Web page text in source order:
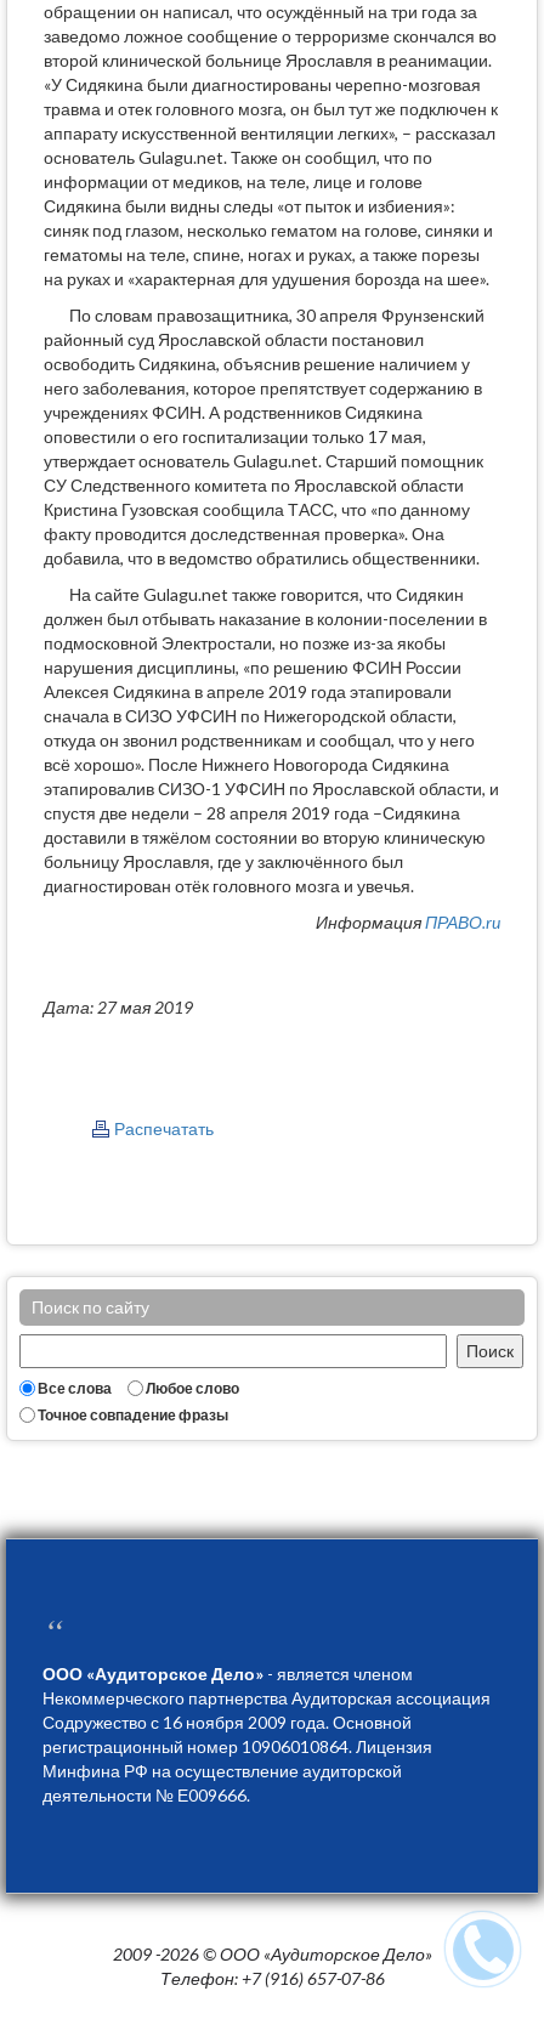
обращении он написал, что осуждённый на три года за
заведомо ложное сообщение о терроризме скончался во
второй клинической больнице Ярославля в реанимации.
«У Сидякина были диагностированы черепно-мозговая
травма и отек головного мозга, он был тут же подключен к
аппарату искусственной вентиляции легких», – рассказал
основатель Gulagu.net. Также он сообщил, что по
информации от медиков, на теле, лице и голове
Сидякина были видны следы «от пыток и избиения»:
синяк под глазом, несколько гематом на голове, синяки и
гематомы на теле, спине, ногах и руках, а также порезы
на руках и «характерная для удушения борозда на шее».
По словам правозащитника, 30 апреля Фрунзенский
районный суд Ярославской области постановил
освободить Сидякина, объяснив решение наличием у
него заболевания, которое препятствует содержанию в
учреждениях ФСИН. А родственников Сидякина
оповестили о его госпитализации только 17 мая,
утверждает основатель Gulagu.net. Старший помощник
СУ Следственного комитета по Ярославской области
Кристина Гузовская сообщила ТАСС, что «по данному
факту проводится доследственная проверка». Она
добавила, что в ведомство обратились общественники.
На сайте Gulagu.net также говорится, что Сидякин
должен был отбывать наказание в колонии-поселении в
подмосковной Электростали, но позже из-за якобы
нарушения дисциплины, «по решению ФСИН России
Алексея Сидякина в апреле 2019 года этапировали
сначала в СИЗО УФСИН по Нижегородской области,
откуда он звонил родственникам и сообщал, что у него
всё хорошо». После Нижнего Новогорода Сидякина
этапировалив СИЗО-1 УФСИН по Ярославской области, и
спустя две недели – 28 апреля 2019 года –Сидякина
доставили в тяжёлом состоянии во вторую клиническую
больницу Ярославля, где у заключённого был
диагностирован отёк головного мозга и увечья.
ИнформацияПРАВО.ru
Дата: 27 мая 2019
Распечатать
Поиск по сайту
Все слова
Любое слово
Точное совпадение фразы
“
ООО «Аудиторское Дело» - является членом
Некоммерческого партнерства Аудиторская ассоциация
Содружество с 16 ноября 2009 года. Основной
регистрационный номер 10906010864. Лицензия
Минфина РФ на осуществление аудиторской
деятельности № Е009666.
2009 -2026 © ООО «Аудиторское Дело»
Телефон: +7 (916) 657-07-86